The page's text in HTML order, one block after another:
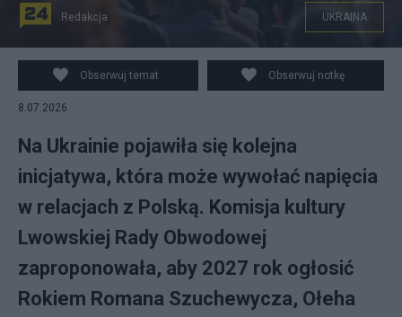
fot. Ukrinform/East News
Redakcja UKRAINA
Obserwuj temat Obserwuj notkę
8.07.2026
Na Ukrainie pojawiła się kolejna
inicjatywa, która może wywołać napięcia
w relacjach z Polską. Komisja kultury
Lwowskiej Rady Obwodowej
zaproponowała, aby 2027 rok ogłosić
Rokiem Romana Szuchewycza, Ołeha